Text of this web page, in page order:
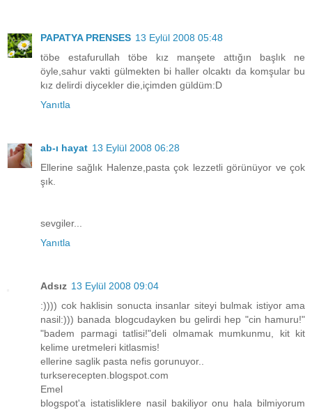
PAPATYA PRENSES 13 Eylül 2008 05:48
töbe estafurullah töbe kız manşete attığın başlık ne
öyle,sahur vakti gülmekten bi haller olcaktı da komşular bu
kız delirdi diycekler die,içimden güldüm:D
Yanıtla
ab-ı hayat 13 Eylül 2008 06:28
Ellerine sağlık Halenze,pasta çok lezzetli görünüyor ve çok
şık.
sevgiler...
Yanıtla
Adsız 13 Eylül 2008 09:04
:)))) cok haklisin sonucta insanlar siteyi bulmak istiyor ama
nasil:))) banada blogcudayken bu gelirdi hep "cin hamuru!"
"badem parmagi tatlisi!"deli olmamak mumkunmu, kit kit
kelime uretmeleri kitlasmis!
ellerine saglik pasta nefis gorunuyor..
turkserecepten.blogspot.com
Emel
blogspot'a istatisliklere nasil bakiliyor onu hala bilmiyorum